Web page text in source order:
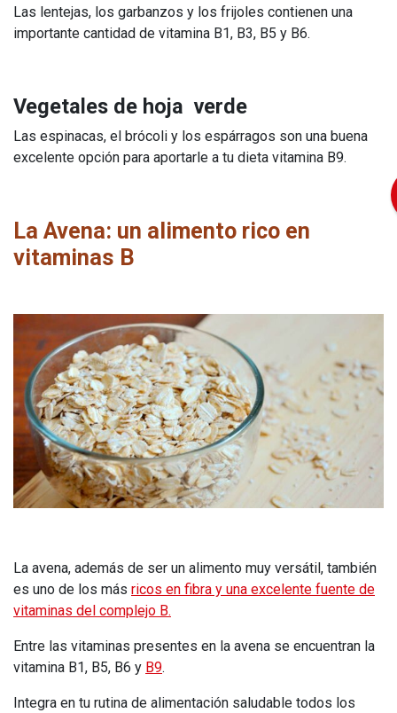
Las lentejas, los garbanzos y los frijoles contienen una
importante cantidad de vitamina B1, B3, B5 y B6.
Vegetales de hoja verde
Las espinacas, el brócoli y los espárragos son una buena
excelente opción para aportarle a tu dieta vitamina B9.
La Avena: un alimento rico en
vitaminas B
La avena, además de ser un alimento muy versátil, también
es uno de los más ricos en fibra y una excelente fuente de
vitaminas del complejo B.
Entre las vitaminas presentes en la avena se encuentran la
vitamina B1, B5, B6 y B9.
Integra en tu rutina de alimentación saludable todos los